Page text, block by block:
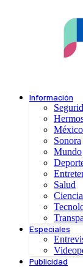
Información
México
Sonora
Mundo
Salud
Ciencia
Especiales
Publicidad